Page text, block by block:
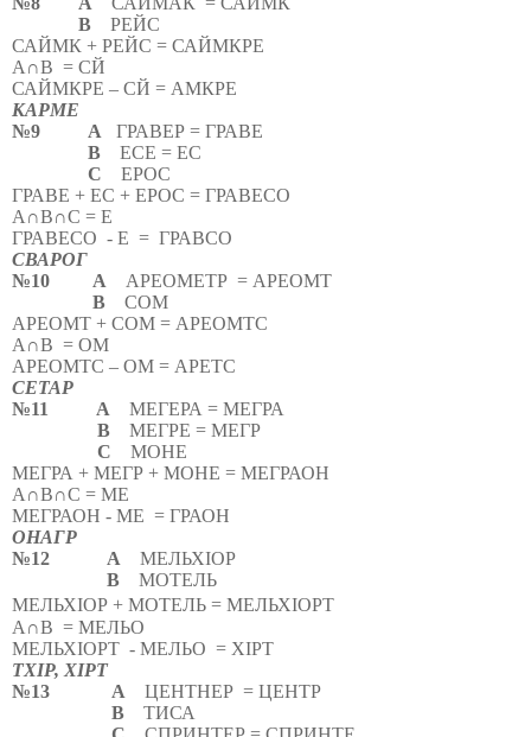
В
РЕЙС
САЙМК + РЕЙС = САЙМКРЕ
А∩В = СЙ
САЙМКРЕ – СЙ = АМКРЕ
КАРМЕ
№9
А
ГРАВЕР = ГРАВЕ
В
ЕСЕ = ЕС
С
ЕРОС
ГРАВЕ + ЕС + ЕРОС = ГРАВЕСО
А∩В∩С = Е
ГРАВЕСО - Е = ГРАВСО
СВАРОГ
№10
А АРЕОМЕТР = АРЕОМТ
В
СОМ
АРЕОМТ + СОМ = АРЕОМТС
А∩В = ОМ
АРЕОМТС – ОМ = АРЕТС
СЕТАР
№11
А
МЕГЕРА = МЕГРА
В
МЕГРЕ = МЕГР
С
МОНЕ
МЕГРА + МЕГР + МОНЕ = МЕГРАОН
А∩В∩С = МЕ
МЕГРАОН - МЕ = ГРАОН
ОНАГР
№12
А
МЕЛЬХІОР
В
МОТЕЛЬ
МЕЛЬХІОР + МОТЕЛЬ = МЕЛЬХІОРТ
А∩В = МЕЛЬО
МЕЛЬХІОРТ - МЕЛЬО = ХІРТ
ТХІР, ХІРТ
№13
А ЦЕНТНЕР = ЦЕНТР
В
ТИСА